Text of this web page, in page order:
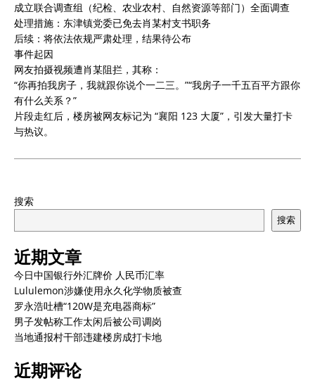
成立联合调查组（纪检、农业农村、自然资源等部门）全面调查
处理措施：东津镇党委已免去肖某村支书职务
后续：将依法依规严肃处理，结果待公布
事件起因
网友拍摄视频遭肖某阻拦，其称：
“你再拍我房子，我就跟你说个一二三。”“我房子一千五百平方跟你
有什么关系？”
片段走红后，楼房被网友标记为 “襄阳 123 大厦”，引发大量打卡
与热议。
搜索
搜索
近期文章
今日中国银行外汇牌价 人民币汇率
Lululemon涉嫌使用永久化学物质被查
罗永浩吐槽“120W是充电器商标”
男子发帖称工作太闲后被公司调岗
当地通报村干部违建楼房成打卡地
近期评论